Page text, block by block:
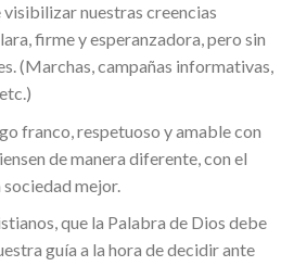
nuestras creencias
firme y esperanzadora, pero sin
(Marchas, campañas informativas,
franco, respetuoso y amable con
de manera diferente, con el
mejor.
que la Palabra de Dios debe
guía a la hora de decidir ante